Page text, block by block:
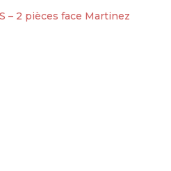
– 2 pièces face Martinez